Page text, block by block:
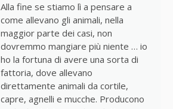
Alla fine se stiamo lì a pensare a
come allevano gli animali, nella
maggior parte dei casi, non
dovremmo mangiare più niente … io
ho la fortuna di avere una sorta di
fattoria, dove allevano
direttamente animali da cortile,
capre, agnelli e mucche. Producono